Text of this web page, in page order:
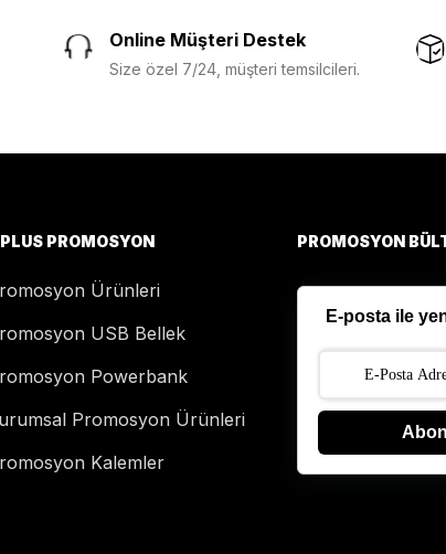
Online Müşteri Destek
Size özel 7/24, müşteri temsilcileri.
PROMOSYON
Ürünleri
USB Bellek
Powerbank
Promosyon Ürünleri
Kalemler
PROMOSYON
E-posta ile